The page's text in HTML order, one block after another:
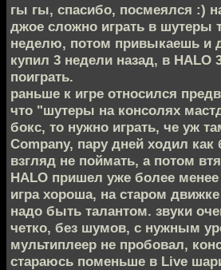
гы гы, спасибо, посмеялся :)
джое сложно играть в шутеры
неделю, потом привыкаешь и
купил 3 недели назад, в HALO
поиграть.
раньше к игре относился
что "шутеры на консолях
бокс, то нужно играть, че уж
Company, пару дней ходил как
взгляд не поймать, а потом
HALO пришел уже более
игра хороша, на старом
надо быть талантом. звуки
четко, без шумов, с нужным
мультиплеер не пробовал,
стараюсь поменьше в Live